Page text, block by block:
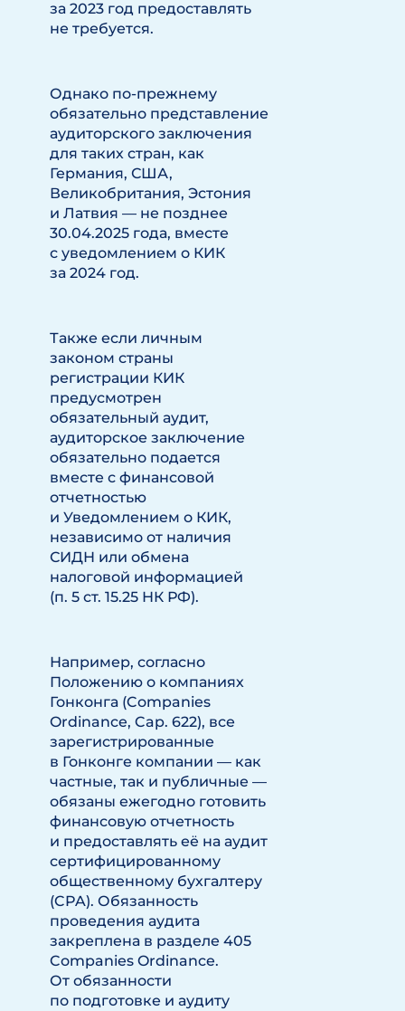
за 2023 год предоставлять
не требуется.
Однако по-прежнему
обязательно представление
аудиторского заключения
для таких стран, как
Германия, США,
Великобритания, Эстония
и Латвия — не позднее
30.04.2025 года, вместе
с уведомлением о КИК
за 2024 год.
Также если личным
законом страны
регистрации КИК
предусмотрен
обязательный аудит,
аудиторское заключение
обязательно подается
вместе с финансовой
отчетностью
и Уведомлением о КИК,
независимо от наличия
СИДН или обмена
налоговой информацией
(п. 5 ст. 15.25 НК РФ).
Например, согласно
Положению о компаниях
Гонконга (Companies
Ordinance, Cap. 622), все
зарегистрированные
в Гонконге компании — как
частные, так и публичные —
обязаны ежегодно готовить
финансовую отчетность
и предоставлять её на аудит
сертифицированному
общественному бухгалтеру
(CPA). Обязанность
проведения аудита
закреплена в разделе 405
Companies Ordinance.
От обязанности
по подготовке и аудиту